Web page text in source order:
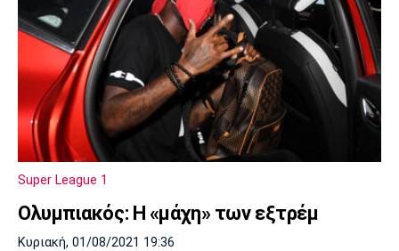
Super League 1
Ολυμπιακός: Η «μάχη» των εξτρέμ
Κυριακή, 01/08/2021 19:36